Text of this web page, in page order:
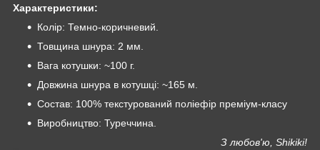
Характеристики:
Колір: Темно-коричневий.
Товщина шнура: 2 мм.
Вага котушки: ~100 г.
Довжина шнура в котушці: ~165 м.
Состав: 100% текстурований поліефір преміум-класу
Виробництво: Туреччина.
З любов'ю, Shikiki!